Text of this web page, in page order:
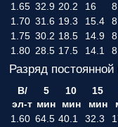
1.65 32.9 20.2 16
1.70 31.6 19.3 15.4
1.75 30.2 18.5 14.9
1.80 28.5 17.5 14.1
Разряд
В/
эл-т
5
мин
10
мин
15
мин
1.60 64.5 40.1 32.3